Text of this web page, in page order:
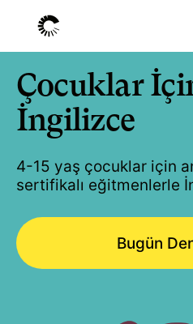
Çocuklar
İngilizce
4-15 yaş çocuklar için
sertifikalı eğitmenlerle
Bugün